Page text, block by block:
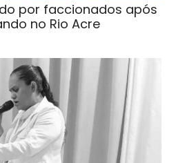
por faccionados após
no Rio Acre